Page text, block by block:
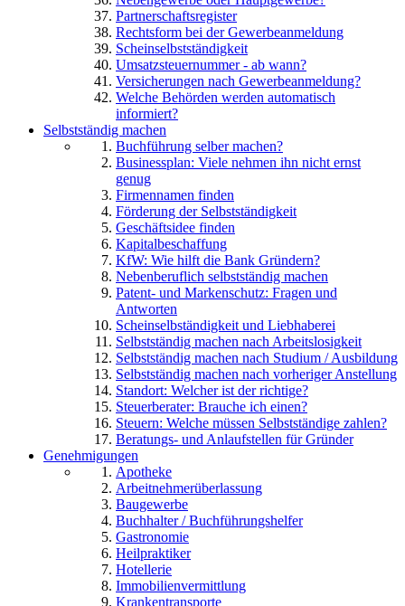
Partnerschaftsregister
Rechtsform bei der Gewerbeanmeldung
Scheinselbstständigkeit
Umsatzsteuernummer - ab wann?
Versicherungen nach Gewerbeanmeldung?
Welche Behörden werden automatisch
informiert?
Selbstständig machen
Buchführung selber machen?
Businessplan: Viele nehmen ihn nicht ernst
genug
Firmennamen finden
Förderung der Selbstständigkeit
Geschäftsidee finden
Kapitalbeschaffung
KfW: Wie hilft die Bank Gründern?
Nebenberuflich selbstständig machen
Patent- und Markenschutz: Fragen und
Antworten
Scheinselbständigkeit und Liebhaberei
Selbstständig machen nach Arbeitslosigkeit
Selbstständig machen nach Studium / Ausbildung
Selbstständig machen nach vorheriger Anstellung
Standort: Welcher ist der richtige?
Steuerberater: Brauche ich einen?
Steuern: Welche müssen Selbstständige zahlen?
Beratungs- und Anlaufstellen für Gründer
Genehmigungen
Apotheke
Arbeitnehmerüberlassung
Baugewerbe
Buchhalter / Buchführungshelfer
Gastronomie
Heilpraktiker
Hotellerie
Immobilienvermittlung
Krankentransporte